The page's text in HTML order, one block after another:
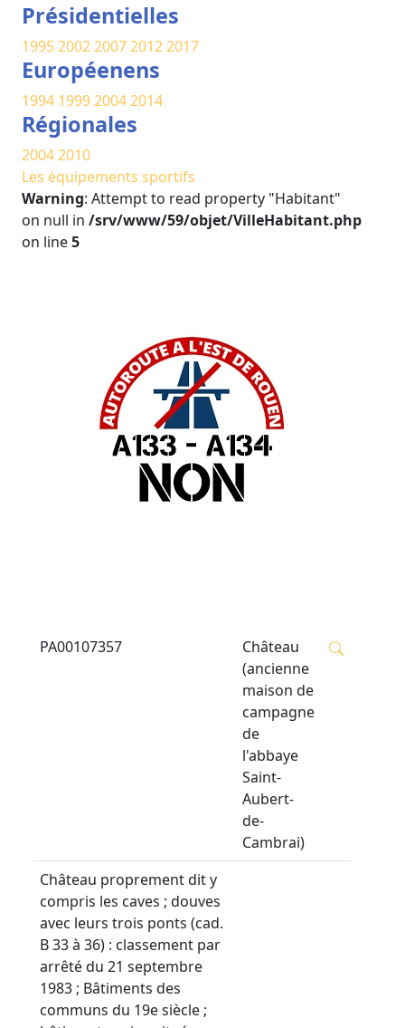
Présidentielles
19952002200720122017
Européenens
1994 199920042014
Régionales
20042010
Les équipements sportifs
Warning: Attempt to read property "Habitant"
on null in /srv/www/59/objet/VilleHabitant.php
on line5
PA00107357
Château
(ancienne
maison de
campagne
de
l'abbaye
Saint-
Aubert-
de-
Cambrai)
Château proprement dit y
compris les caves ; douves
avec leurs trois ponts (cad.
B 33 à 36) : classement par
arrêté du 21 septembre
1983 ; Bâtiments des
communs du 19e siècle ;